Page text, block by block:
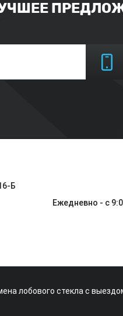
Б
Ежедневно - с
лобового стекла с